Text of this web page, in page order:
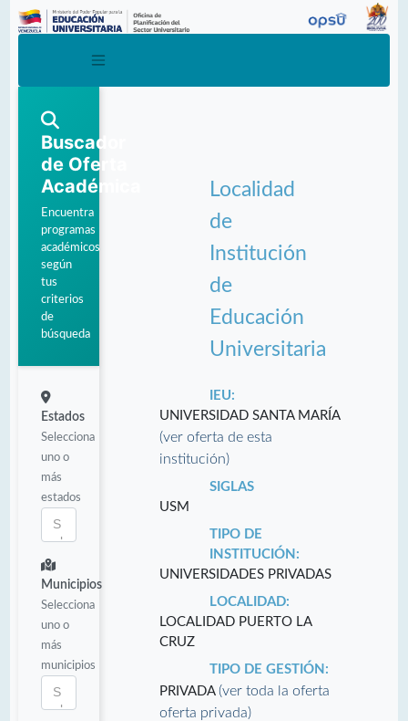
Buscador
de Oferta
Académica
Encuentra
programas
académicos
según
tus
criterios
de
búsqueda
Estados
Selecciona
uno o
más
estados
Municipios
Selecciona
uno o
más
municipios
Localidad
de
Institución
de
Educación
Universitaria
IEU:
UNIVERSIDAD SANTA MARÍA
(ver oferta de esta
institución)
SIGLAS
USM
TIPO DE
INSTITUCIÓN:
UNIVERSIDADES PRIVADAS
LOCALIDAD:
LOCALIDAD PUERTO LA
CRUZ
TIPO DE GESTIÓN:
PRIVADA (ver toda la oferta
oferta privada)